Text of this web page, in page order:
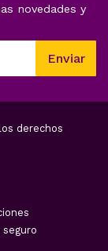
novedades y
Enviar
derechos
opens
a